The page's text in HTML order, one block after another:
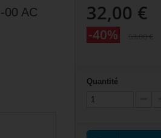
00 AC
32,00 €
-40% 53,00 €
Quantité